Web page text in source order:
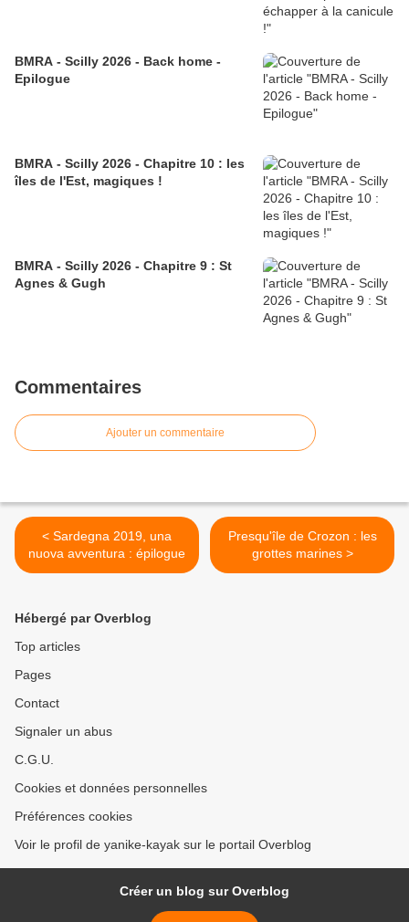
BMRA - Scilly 2026 - Back home -
Epilogue
BMRA - Scilly 2026 - Chapitre 10 : les
îles de l'Est, magiques !
BMRA - Scilly 2026 - Chapitre 9 : St
Agnes & Gugh
Commentaires
Ajouter un commentaire
< Sardegna 2019, una
nuova avventura : épilogue
Presqu'île de Crozon : les
grottes marines >
Hébergé par Overblog
Top articles
Pages
Contact
Signaler un abus
C.G.U.
Cookies et données personnelles
Préférences cookies
Voir le profil de yanike-kayak sur le portail Overblog
Créer un blog sur Overblog